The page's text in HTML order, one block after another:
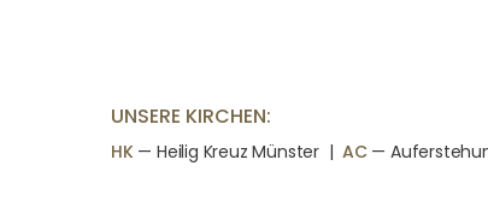
UNSERE KIRCHEN:
HK— Heilig Kreuz Münster |AC—